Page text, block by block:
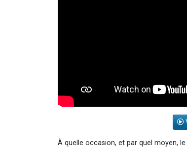
À quelle occasion, et par quel moyen,